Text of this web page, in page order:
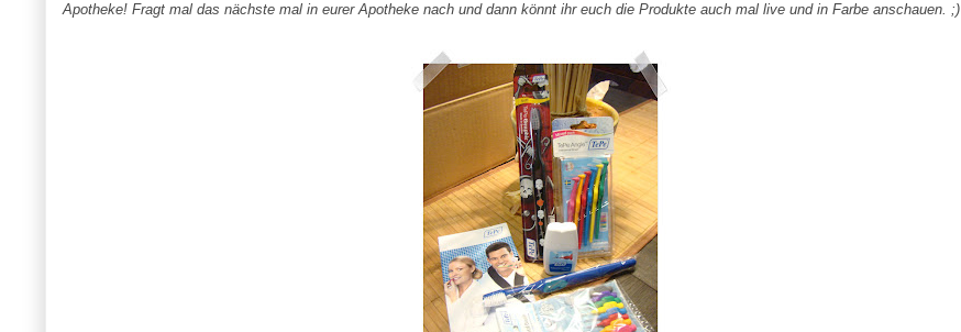
Apotheke! Fragt mal das nächste mal in eurer Apotheke nach und dann könnt ihr euch die Produkte auch mal live und in Farbe anschauen. ;)